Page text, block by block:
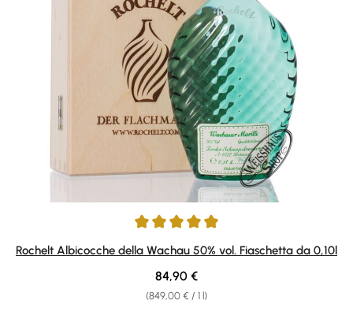
Average rating of 4.93 out of 5 stars
Rochelt Albicocche della Wachau 50% vol. Fiaschetta da 0,10l
(849,00 € / 1 l)
Regular price:
84,90 €